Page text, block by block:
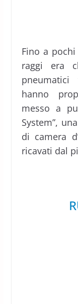
Fino a
raggi era
pneumatici
hanno
messo a
System”,
di camera
ricavati dal